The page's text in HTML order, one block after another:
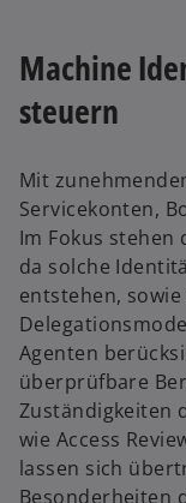
Machine
steuern
Mit
Servicekonten,
Im Fokus stehen
da solche
entstehen,
Agenten
überprüfbare
Zuständigkeiten
wie Access
lassen sich
Besonderheiten